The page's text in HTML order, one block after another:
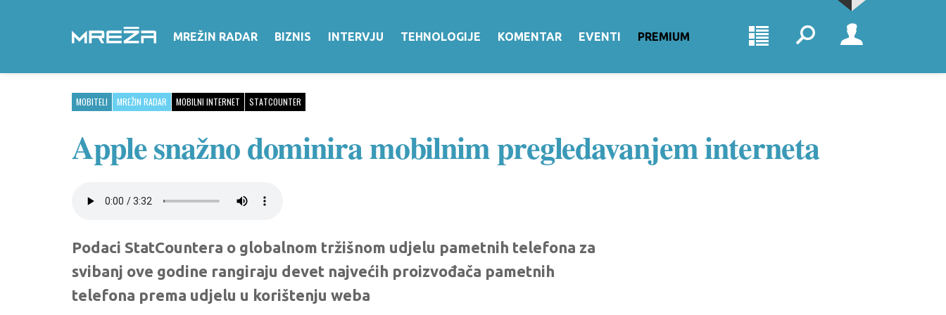
MREŽIN RADAR BIZNIS INTERVJU TEHNOLOGIJE KOMENTAR EVENTI PREMIUM
MOBITELI MREŽIN RADAR MOBILNI INTERNET STATCOUNTER
Apple snažno dominira mobilnim pregledavanjem interneta
Podaci StatCountera o globalnom tržišnom udjelu pametnih telefona za
svibanj ove godine rangiraju devet najvećih proizvođača pametnih
telefona prema udjelu u korištenju weba